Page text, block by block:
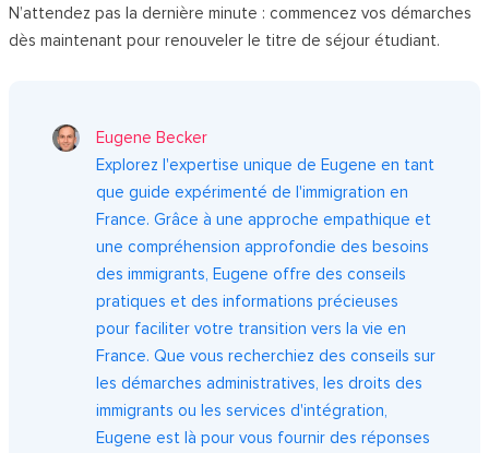
N’attendez pas la dernière minute : commencez vos démarches
dès maintenant pour renouveler le titre de séjour étudiant.
Eugene Becker
Explorez l'expertise unique de Eugene en tant
que guide expérimenté de l'immigration en
France. Grâce à une approche empathique et
une compréhension approfondie des besoins
des immigrants, Eugene offre des conseils
pratiques et des informations précieuses
pour faciliter votre transition vers la vie en
France. Que vous recherchiez des conseils sur
les démarches administratives, les droits des
immigrants ou les services d'intégration,
Eugene est là pour vous fournir des réponses